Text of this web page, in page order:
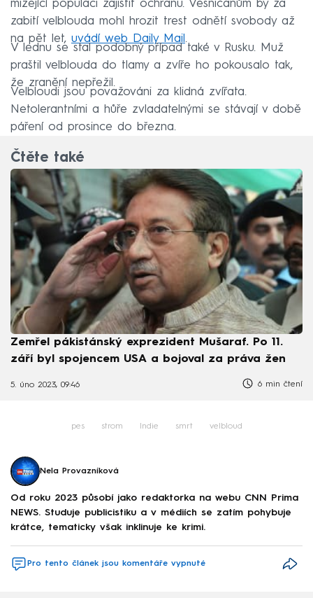
mizející populaci zajistit ochranu. Vesničanům by za
zabití velblouda mohl hrozit trest odnětí svobody až
na pět let, uvádí web Daily Mail .
V lednu se stal podobný případ také v Rusku. Muž
praštil velblouda do tlamy a zvíře ho pokousalo tak,
že zranění nepřežil.
Velbloudi jsou považováni za klidná zvířata.
Netolerantními a hůře zvladatelnými se stávají v době
páření od prosince do března.
Čtěte také
Zemřel pákistánský exprezident Mušaraf. Po 11.
září byl spojencem USA a bojoval za práva žen
5. úno 2023, 09:46 6 min čtení
pes strom Indie smrt velbloud
Nela Provazníková
Od roku 2023 působí jako redaktorka na webu CNN Prima
NEWS. Studuje publicistiku a v médiích se zatím pohybuje
krátce, tematicky však inklinuje ke krimi.
Pro tento článek jsou komentáře vypnuté